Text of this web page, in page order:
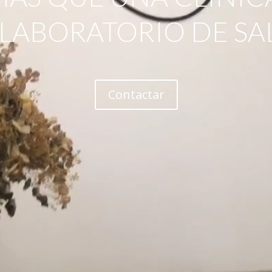
DE
Contactar